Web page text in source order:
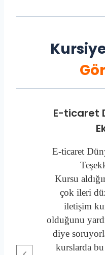
E-ticaret
E-ticaret
Kursu
çok ileri
iletişim
olduğunu
diye
kurslarda